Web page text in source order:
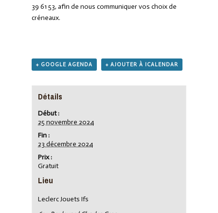
39 61 53, afin de nous communiquer vos choix de
créneaux.
+ GOOGLE AGENDA + AJOUTER À ICALENDAR
Détails
Début :
25 novembre 2024
Fin :
23 décembre 2024
Prix :
Gratuit
Lieu
Leclerc Jouets Ifs